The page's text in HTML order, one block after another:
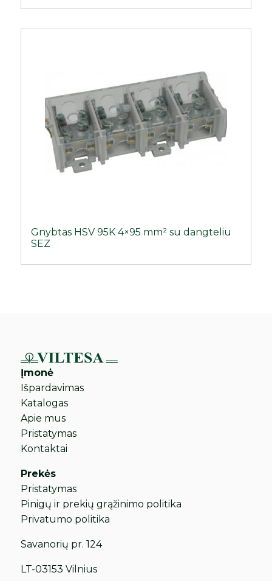
Gnybtas HSV 95K 4×95 mm² su dangteliu
SEZ
Įmonė
Išpardavimas
Katalogas
Apie mus
Pristatymas
Kontaktai
Prekės
Pristatymas
Pinigų ir prekių grąžinimo politika
Privatumo politika
Savanorių pr. 124
LT-03153 Vilnius